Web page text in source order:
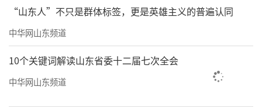
“山东人”不只是群体标签，更是英雄主义的普遍认同
中华网山东频道
10个关键词解读山东省委十二届七次全会
中华网山东频道